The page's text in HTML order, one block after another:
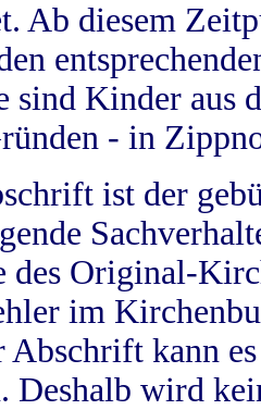
Ab diesem
sind Kinder aus
- in
ist der
des Original-
im
kann
Deshalb wird